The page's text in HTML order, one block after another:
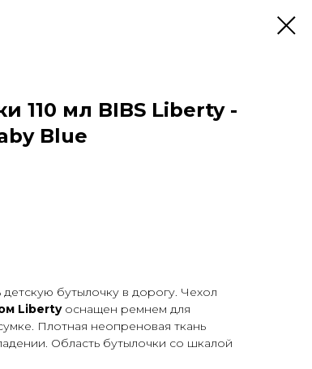
110 мл BIBS Liberty -
Blue
бутылочку в дорогу. Чехол
Liberty оснащен ремнем для
Плотная неопреновая ткань
Область бутылочки со шкалой